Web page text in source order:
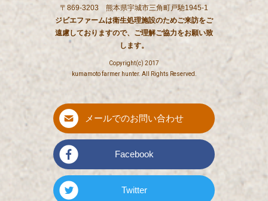
〒869-3203 熊本県宇城市三角町戸馳1945-1
ジビエファームは衛生処理施設のためご来訪をご
遠慮しておりますので、ご理解ご協力をお願い致
します。
Copyright(c) 2017
kumamoto farmer hunter. All Rights Reserved.
メールでのお問い合わせ
Facebook
Twitter